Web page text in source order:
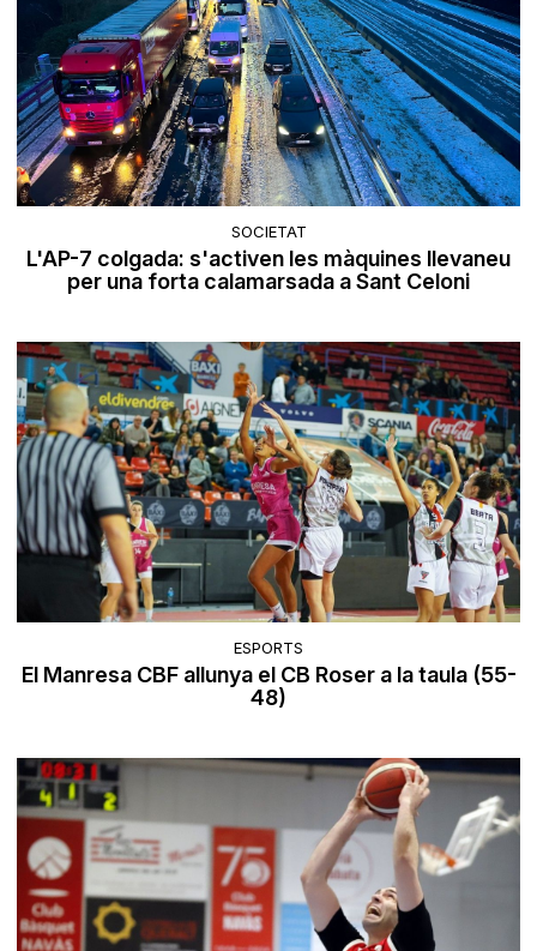
SOCIETAT
L'AP-7 colgada: s'activen les màquines llevaneu
per una forta calamarsada a Sant Celoni
ESPORTS
El Manresa CBF allunya el CB Roser a la taula (55-
48)